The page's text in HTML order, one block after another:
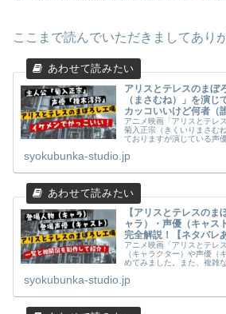
ここまで読んでいただきましてあり
アリスとテレスのまぼ
（まさむね）」を演
カッコいいけど何者（
アニメ映画「アリスとテレ
菊入正宗（きくいりまさむ
ておりますが演じている声
代表作品についてまとめまし
syokubunka-studio.jp
【アリスとテレスの
ャラ）・声優（キャス
完全解説！【ネタバレ
アニメ映画「アリスとテレ
（キャラクター）や声優（
めてみました。また、複雑
正宗・睦実・五実の三人の
めました。
syokubunka-studio.jp